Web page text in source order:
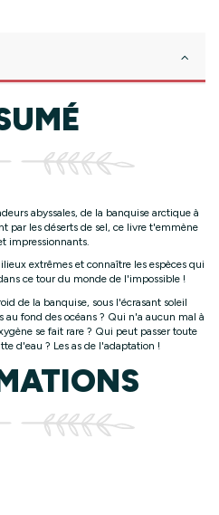
abyssales, de la banquise arctique à
par les déserts de sel, ce livre t'emmène
impressionnants.
extrêmes et connaître les espèces qui
ce tour du monde de l'impossible !
de la banquise, sous l'écrasant soleil
au fond des océans ? Qui n'a aucun mal à
se fait rare ? Qui peut passer toute
d'eau ? Les as de l'adaptation !